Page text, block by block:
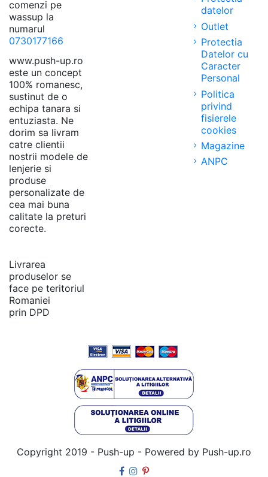
comenzi pe
wassup la
numarul
0730177166
www.push-up.ro
este un concept
100% romanesc,
sustinut de o
echipa tanara si
entuziasta. Ne
dorim sa livram
catre clientii
nostrii modele de
lenjerie si
produse
personalizate de
cea mai buna
calitate la preturi
corecte.
Livrarea
produselor se
face pe teritoriul
Romaniei
prin DPD
datelor
Outlet
Protectia
Datelor cu
Caracter
Personal
Politica
privind
fisierele
cookies
Magazine
ANPC
Copyright 2019 - Push-up - Powered by Push-up.ro